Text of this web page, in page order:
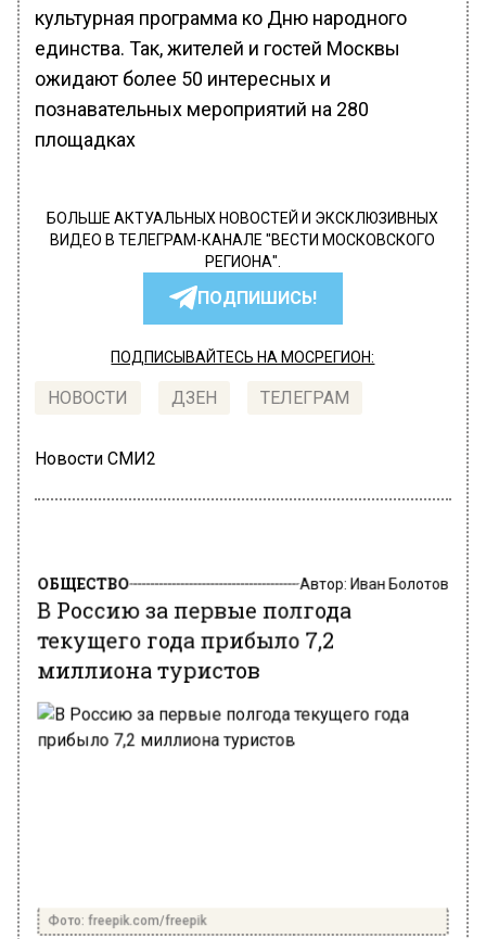
культурная программа ко Дню народного
единства. Так, жителей и гостей Москвы
ожидают более 50 интересных и
познавательных мероприятий на 280
площадках
БОЛЬШЕ АКТУАЛЬНЫХ НОВОСТЕЙ И ЭКСКЛЮЗИВНЫХ
ВИДЕО В ТЕЛЕГРАМ-КАНАЛЕ "ВЕСТИ МОСКОВСКОГО
РЕГИОНА".
ПОДПИШИСЬ!
ПОДПИСЫВАЙТЕСЬ НА МОСРЕГИОН:
НОВОСТИ ДЗЕН ТЕЛЕГРАМ
Новости СМИ2
В Россию за первые полгода
текущего года прибыло 7,2
миллиона туристов
Фото: freepik.com/freepik